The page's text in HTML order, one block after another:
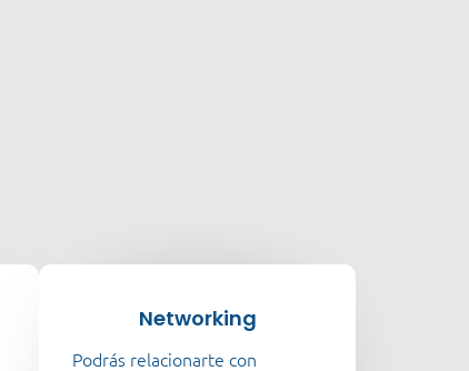
Networking
Podrás relacionarte con